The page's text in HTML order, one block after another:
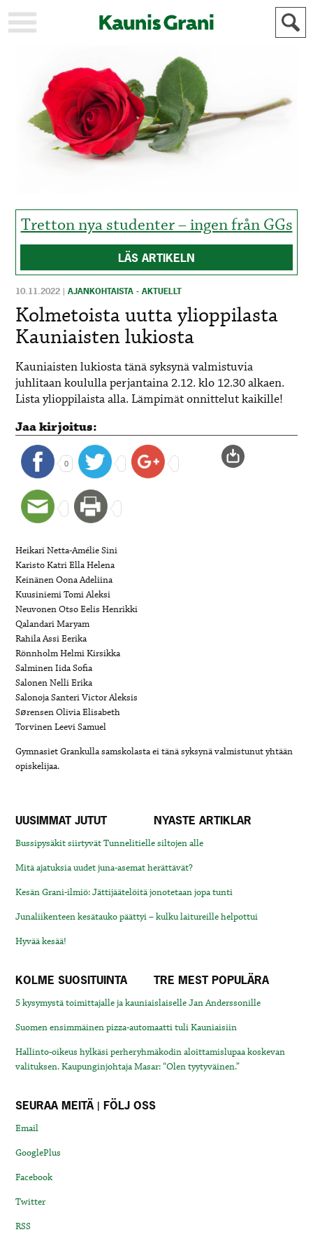
KAUPUNKI
STADEN
AJANKOHTAISTA
AKTUELLT
URHEILU
IDROTT
KULTTUURI
KULTUR
HISTORIA
HISTORIA
MAINOSTAJILLE
ANNONSÖRER
Tretton nya studenter – ingen från GGs
LÄS ARTIKELN
10.11.2022 |AJANKOHTAISTA - AKTUELLT
Kolmetoista uutta ylioppilasta
Kauniaisten lukiosta
Kauniaisten lukiosta tänä syksynä valmistuvia
juhlitaan koululla perjantaina 2.12. klo 12.30 alkaen.
Lista ylioppilaista alla. Lämpimät onnittelut kaikille!
Jaa kirjoitus:
0
Heikari Netta-Amélie Sini
Karisto Katri Ella Helena
Keinänen Oona Adeliina
Kuusiniemi Tomi Aleksi
Neuvonen Otso Eelis Henrikki
Qalandari Maryam
Rahila Assi Eerika
Rönnholm Helmi Kirsikka
Salminen Iida Sofia
Salonen Nelli Erika
Salonoja Santeri Victor Aleksis
Sørensen Olivia Elisabeth
Torvinen Leevi Samuel
Gymnasiet Grankulla samskolasta ei tänä syksynä valmistunut yhtään
opiskelijaa.
UUSIMMAT JUTUT NYASTE ARTIKLAR
Bussipysäkit siirtyvät Tunnelitielle siltojen alle
Mitä ajatuksia uudet juna-asemat herättävät?
Kesän Grani-ilmiö: Jättijäätelöitä jonotetaan jopa tunti
Junaliikenteen kesätauko päättyi – kulku laitureille helpottui
Hyvää kesää!
KOLME SUOSITUINTA TRE MEST POPULÄRA
5 kysymystä toimittajalle ja kauniaislaiselle Jan Anderssonille
Suomen ensimmäinen pizza-automaatti tuli Kauniaisiin
Hallinto-oikeus hylkäsi perheryhmäkodin aloittamislupaa koskevan
valituksen. Kaupunginjohtaja Masar: “Olen tyytyväinen.”
SEURAA MEITÄ | FÖLJ OSS
Email
GooglePlus
Facebook
Twitter
RSS